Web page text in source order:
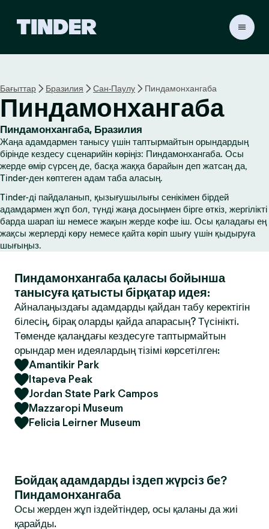
r
H
o
m
e
Бағыттар Бразилия Сан-Паулу Пиндамонхангаба
Пиндамонхангаба
Пиндамонхангаба, Бразилия
Жаңа адамдармен танысу үшін таптырмайтын орындардың
бірінде кездесу сценарийін көріңіз: Пиндамонхангаба. Осы
жерде өмір сүрсең де, басқа жаққа барайын деп жатсаң да,
Tinder-ден көптеген адам таба аласың.
Tinder-ді пайдаланып, қызығушылығы сенікімен бірдей
адамдармен жұп бол, түнді жаңа досыңмен бірге өткіз, жергілікті
барда шарап іш немесе жақын жерде кофе іш. Осы қаладағы ең
жақсы жерлерді көру немесе қайта көріп шығу үшін қыдыруға
шығыңыз.
Пиндамонхангаба қаласы бойынша
танысуға қатысты бірқатар идея:
Айналаңыздағы адамдарды қайдан табу керектігін
білесің, бірақ оларды қайда апарасың? Түсінікті.
Төменде қалаңдағы кездесуге таптырмайтын
орындар мен идеялардың тізімі көрсетілген:
Amantikir Park
Itapeva Peak
Jordan State Park Campos
Mazzaropi Museum
Felicia Leirner Museum
Бойдақ адамдарды іздеп жүрсіз бе?
Пиндамонхангаба
Осы жерден жұп іздейтіндер, осы қаланы да жиі
қарайды.